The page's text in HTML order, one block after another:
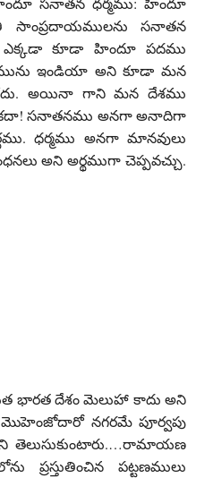
సాంప్రదాయములను సనాతన
ఎక్కడా కూడా హిందూ పదము
ఇండియా అని కూడా మన
అయినా గాని మన దేశము
కదా! సనాతనము అనగా అనాదిగా
ధర్మము అనగా మానవులు
అని అర్థముగా చెప్పవచ్చు.
భారత దేశం మెలుహా కాదు అని
మొహెంజోదారో నగరమే పూర్వపు
తెలుసుకుంటారు.​…రామాయణ
పట్టణములు